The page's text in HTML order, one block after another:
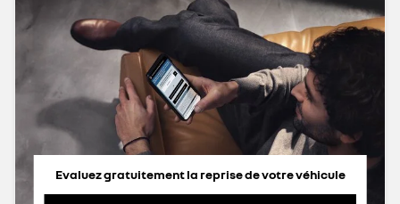
Evaluez gratuitement la reprise de votre véhicule